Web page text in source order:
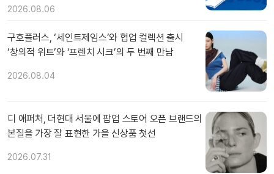
2026.08.06
구호플러스, ‘세인트제임스’와 협업 컬렉션 출시
‘창의적 위트’와 ‘프렌치 시크’의 두 번째 만남
2026.08.04
디 애퍼처, 더현대 서울에 팝업 스토어 오픈 브랜드의
본질을 가장 잘 표현한 가을 신상품 첫선
2026.07.31